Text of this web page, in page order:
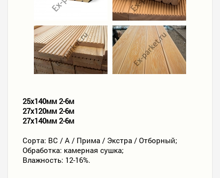
25х140мм 2-6м
27х120мм 2-6м
27х140мм 2-6м
Сорта: ВС / А / Прима / Экстра / Отборный;
Обработка: камерная сушка;
Влажность: 12-16%.